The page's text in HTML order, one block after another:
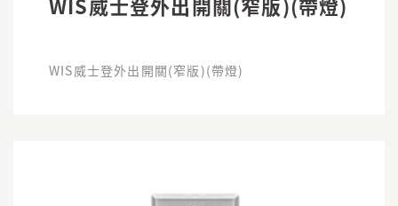
WIS威士登外出開關(窄版)(帶燈)